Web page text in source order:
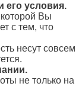
его условия.
Вы
с тем, что
несут совсем
не только на